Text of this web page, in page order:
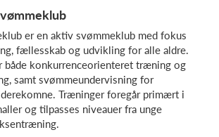
det?
er en aktiv svømmeklub med fokus
fællesskab og udvikling for alle aldre.
både konkurrenceorienteret træning og
samt svømmeundervisning for
Træninger foregår primært i
og tilpasses niveauer fra unge